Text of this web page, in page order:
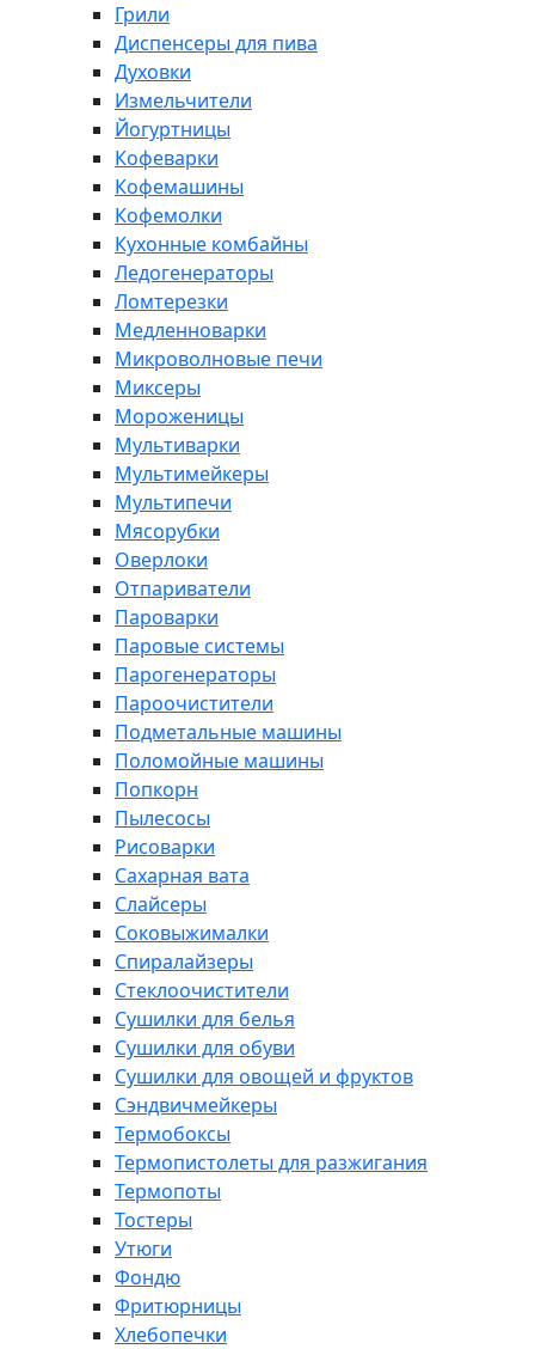
Грили
Диспенсеры для пива
Духовки
Измельчители
Йогуртницы
Кофеварки
Кофемашины
Кофемолки
Кухонные комбайны
Ледогенераторы
Ломтерезки
Медленноварки
Микроволновые печи
Миксеры
Мороженицы
Мультиварки
Мультимейкеры
Мультипечи
Мясорубки
Оверлоки
Отпариватели
Пароварки
Паровые системы
Парогенераторы
Пароочистители
Подметальные машины
Поломойные машины
Попкорн
Пылесосы
Рисоварки
Сахарная вата
Слайсеры
Соковыжималки
Спиралайзеры
Стеклоочистители
Сушилки для белья
Сушилки для обуви
Сушилки для овощей и фруктов
Сэндвичмейкеры
Термобоксы
Термопистолеты для разжигания
Термопоты
Тостеры
Утюги
Фондю
Фритюрницы
Хлебопечки